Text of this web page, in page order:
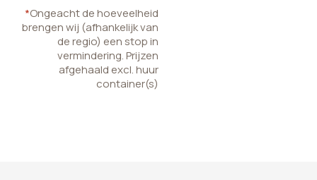
*Ongeacht de hoeveelheid
brengen wij (afhankelijk van
de regio) een stop in
vermindering. Prijzen
afgehaald excl. huur
container(s)